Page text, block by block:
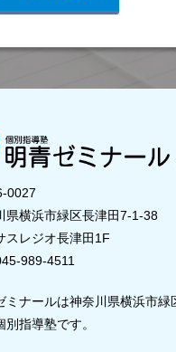
0027
県横浜市緑区長津田7-1-38
スレジオ長津田1F
989-4511
ミナールは神奈川県横浜市緑
別指導塾です。